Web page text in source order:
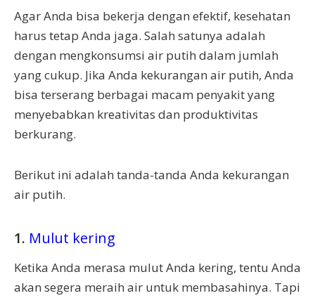
Agar Anda bisa bekerja dengan efektif, kesehatan
harus tetap Anda jaga. Salah satunya adalah
dengan mengkonsumsi air putih dalam jumlah
yang cukup. Jika Anda kekurangan air putih, Anda
bisa terserang berbagai macam penyakit yang
menyebabkan kreativitas dan produktivitas
berkurang.
Berikut ini adalah tanda-tanda Anda kekurangan
air putih.
1. Mulut kering
Ketika Anda merasa mulut Anda kering, tentu Anda
akan segera meraih air untuk membasahinya. Tapi